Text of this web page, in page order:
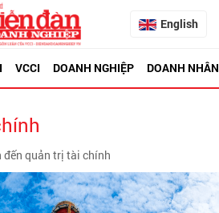
English
VCCI DOANH NGHIỆP DOANH NHÂN
quản trị tài chính